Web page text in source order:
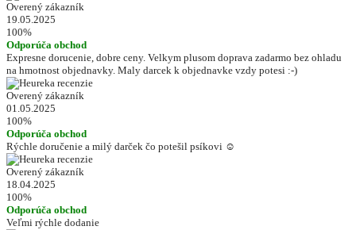
Overený zákazník
19.05.2025
100%
Odporúča obchod
Expresne dorucenie, dobre ceny. Velkym plusom doprava zadarmo bez ohladu
na hmotnost objednavky. Maly darcek k objednavke vzdy potesi :-)
Overený zákazník
01.05.2025
100%
Odporúča obchod
Rýchle doručenie a milý darček čo potešil psíkovi ☺️
Overený zákazník
18.04.2025
100%
Odporúča obchod
Veľmi rýchle dodanie